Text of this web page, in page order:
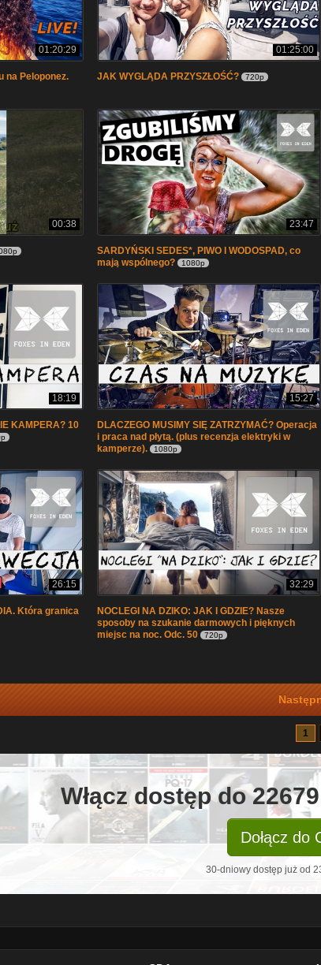
01:20:29
na Peloponez.
01:25:00
JAK WYGLĄDA PRZYSZŁOŚĆ? 720p
00:38 23:47
SARDYŃSKI SEDES*, PIWO I WODOSPAD, co
mają wspólnego?
1080p
18:19
KAMPERA? 10
15:27
DLACZEGO MUSIMY SIĘ ZATRZYMAĆ? Operacja
i praca nad płytą. (plus recenzja elektryki w
kamperze).
1080p
26:15
Która granica
32:29
NOCLEGI NA DZIKO: JAK I GDZIE? Nasze
sposoby na szukanie darmowych i pięknych
miejsc na noc. Odc. 50
720p
1
Włącz dostęp do
Dołącz do
30-dniowy dostęp już od